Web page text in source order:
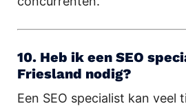
10. Heb ik een SEO
Friesland nodig?
Een SEO specialist kan veel